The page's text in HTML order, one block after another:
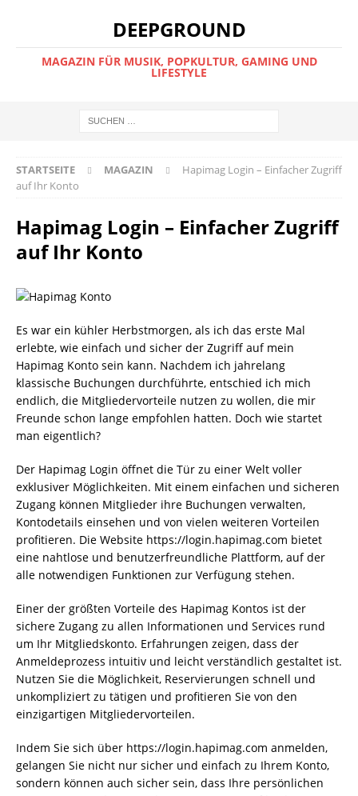
DEEPGROUND
MAGAZIN FÜR MUSIK, POPKULTUR, GAMING UND
LIFESTYLE
STARTSEITE MAGAZIN
Hapimag Login – Einfacher Zugriff
auf Ihr Konto
Hapimag Login – Einfacher Zugriff
auf Ihr Konto
Es war ein kühler Herbstmorgen, als ich das erste Mal
erlebte, wie einfach und sicher der Zugriff auf mein
Hapimag Konto sein kann. Nachdem ich jahrelang
klassische Buchungen durchführte, entschied ich mich
endlich, die Mitgliedervorteile nutzen zu wollen, die mir
Freunde schon lange empfohlen hatten. Doch wie startet
man eigentlich?
Der Hapimag Login öffnet die Tür zu einer Welt voller
exklusiver Möglichkeiten. Mit einem einfachen und sicheren
Zugang können Mitglieder ihre Buchungen verwalten,
Kontodetails einsehen und von vielen weiteren Vorteilen
profitieren. Die Website https://login.hapimag.com bietet
eine nahtlose und benutzerfreundliche Plattform, auf der
alle notwendigen Funktionen zur Verfügung stehen.
Einer der größten Vorteile des Hapimag Kontos ist der
sichere Zugang zu allen Informationen und Services rund
um Ihr Mitgliedskonto. Erfahrungen zeigen, dass der
Anmeldeprozess intuitiv und leicht verständlich gestaltet ist.
Nutzen Sie die Möglichkeit, Reservierungen schnell und
unkompliziert zu tätigen und profitieren Sie von den
einzigartigen Mitgliedervorteilen.
Indem Sie sich über https://login.hapimag.com anmelden,
gelangen Sie nicht nur sicher und einfach zu Ihrem Konto,
sondern können auch sicher sein, dass Ihre persönlichen